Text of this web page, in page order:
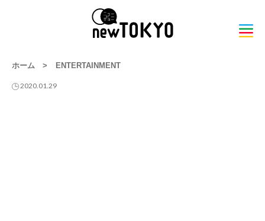
ホーム > ENTERTAINMENT
2020.01.29